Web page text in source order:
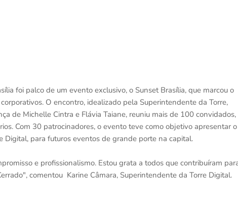
foi palco de um evento exclusivo, o Sunset Brasília, que marcou o
O encontro, idealizado pela Superintendente da Torre,
de Michelle Cintra e Flávia Taiane, reuniu mais de 100 convidados,
Com 30 patrocinadores, o evento teve como objetivo apresentar o
Digital, para futuros eventos de grande porte na capital.
e profissionalismo. Estou grata a todos que contribuíram
comentou Karine Câmara, Superintendente da Torre Digital.